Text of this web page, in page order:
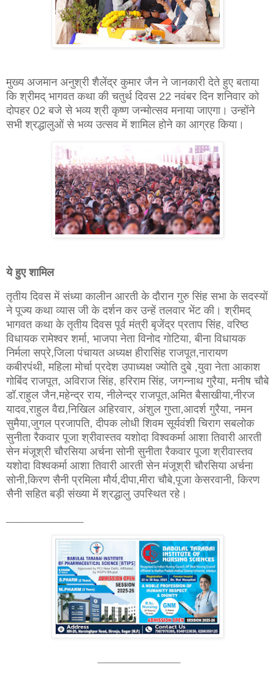
मुख्य अजमान अनुश्री शैलेंद्र कुमार जैन ने जानकारी देते हुए बताया
कि श्रीमद् भागवत कथा की चतुर्थ दिवस 22 नवंबर दिन शनिवार को
दोपहर 02 बजे से भव्य श्री कृष्ण जन्मोत्सव मनाया जाएगा। उन्होंने
सभी श्रद्धालुओं से भव्य उत्सव में शामिल होने का आग्रह किया।
ये हुए शामिल
तृतीय दिवस में संध्या कालीन आरती के दौरान गुरु सिंह सभा के सदस्यों
ने पूज्य कथा व्यास जी के दर्शन कर उन्हें तलवार भेंट की। श्रीमद्
भागवत कथा के तृतीय दिवस पूर्व मंत्री बृजेंद्र प्रताप सिंह, वरिष्ठ
विधायक रामेश्वर शर्मा, भाजपा नेता विनोद गोटिया, बीना विधायक
निर्मला सप्रे,जिला पंचायत अध्यक्ष हीरासिंह राजपूत,नारायण
कबीरपंथी, महिला मोर्चा प्रदेश उपाध्यक्ष ज्योति दुबे ,युवा नेता आकाश
गोबिंद राजपूत, अविराज सिंह, हरिराम सिंह, जगन्नाथ गुरैया, मनीष चौबे
डॉ.राहुल जैन,महेन्द्र राय, नीलेन्द्र राजपूत,अमित बैसाखीया,नीरज
यादव,राहुल वैद्य,निखिल अहिरवार, अंशुल गुप्ता,आदर्श गुरैया, नमन
सुमैया,जुगल प्रजापति, दीपक लोधी शिवम सूर्यवंशी चिराग सबलोक
सुनीता रैकवार पूजा श्रीवास्तव यशोदा विश्वकर्मा आशा तिवारी आरती
सेन मंजूश्री चौरसिया अर्चना सोनी सुनीता रैकवार पूजा श्रीवास्तव
यशोदा विश्वकर्मा आशा तिवारी आरती सेन मंजूश्री चौरसिया अर्चना
सोनी,किरण सैनी प्रमिला मौर्य,दीपा,मीरा चौबे,पूजा केसरवानी, किरण
सैनी सहित बड़ी संख्या में श्रद्धालु उपस्थित रहे।